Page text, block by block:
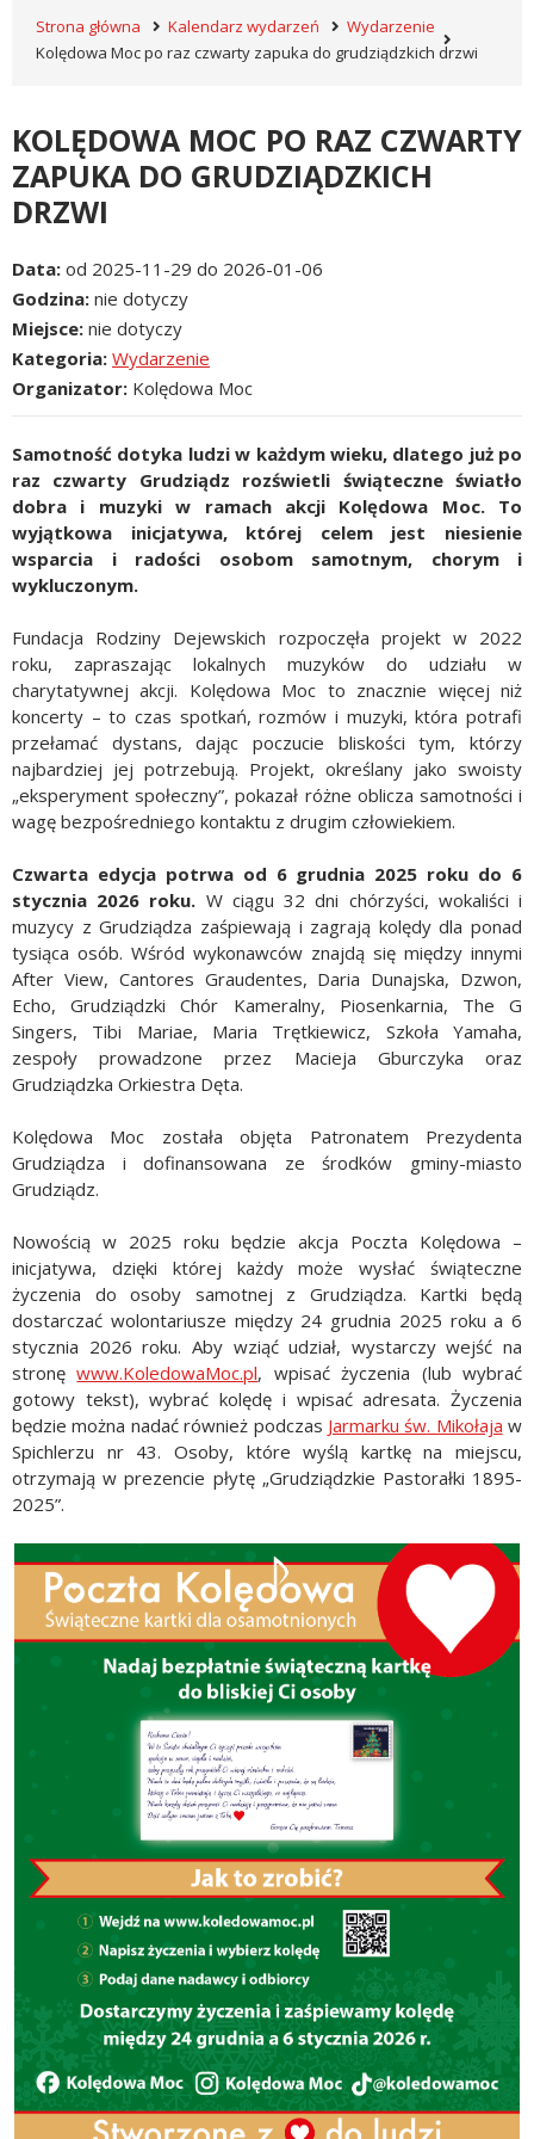
Strona główna Kalendarz wydarzeń
Wydarzenie
Kolędowa Moc po raz czwarty zapuka do grudziądzkich drzwi
KOLĘDOWA MOC PO RAZ CZWARTY
ZAPUKA DO GRUDZIĄDZKICH
DRZWI
Data od 2025-11-29 do 2026-01-06
Godzina nie dotyczy
Miejsce nie dotyczy
Kategoria Wydarzenie
Organizator Kolędowa Moc
Samotność dotyka ludzi w każdym wieku, dlatego już po
raz czwarty Grudziądz rozświetli świąteczne światło
dobra i muzyki w ramach akcji Kolędowa Moc. To
wyjątkowa inicjatywa, której celem jest niesienie
wsparcia i radości osobom samotnym, chorym i
wykluczonym.
Fundacja Rodziny Dejewskich rozpoczęła projekt w 2022
roku, zapraszając lokalnych muzyków do udziału w
charytatywnej akcji. Kolędowa Moc to znacznie więcej niż
koncerty – to czas spotkań, rozmów i muzyki, która potrafi
przełamać dystans, dając poczucie bliskości tym, którzy
najbardziej jej potrzebują. Projekt, określany jako swoisty
„eksperyment społeczny”, pokazał różne oblicza samotności i
wagę bezpośredniego kontaktu z drugim człowiekiem.
Czwarta edycja potrwa od 6 grudnia 2025 roku do 6
stycznia 2026 roku. W ciągu 32 dni chórzyści, wokaliści i
muzycy z Grudziądza zaśpiewają i zagrają kolędy dla ponad
tysiąca osób. Wśród wykonawców znajdą się między innymi
After View, Cantores Graudentes, Daria Dunajska, Dzwon,
Echo, Grudziądzki Chór Kameralny, Piosenkarnia, The G
Singers, Tibi Mariae, Maria Trętkiewicz, Szkoła Yamaha,
zespoły prowadzone przez Macieja Gburczyka oraz
Grudziądzka Orkiestra Dęta.
Kolędowa Moc została objęta Patronatem Prezydenta
Grudziądza i dofinansowana ze środków gminy-miasto
Grudziądz.
Nowością w 2025 roku będzie akcja Poczta Kolędowa –
inicjatywa, dzięki której każdy może wysłać świąteczne
życzenia do osoby samotnej z Grudziądza. Kartki będą
dostarczać wolontariusze między 24 grudnia 2025 roku a 6
stycznia 2026 roku. Aby wziąć udział, wystarczy wejść na
stronęwww.KoledowaMoc.pl, wpisać życzenia (lub wybrać
gotowy tekst), wybrać kolędę i wpisać adresata. Życzenia
będzie można nadać również podczas Jarmarku św. Mikołaja w
Spichlerzu nr 43. Osoby, które wyślą kartkę na miejscu,
otrzymają w prezencie płytę „Grudziądzkie Pastorałki 1895-
2025”.